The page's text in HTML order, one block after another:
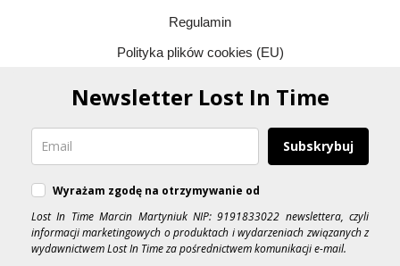
Regulamin
Polityka plików cookies (EU)
Newsletter Lost In Time
Subskrybuj
Wyrażam zgodę na otrzymywanie od
Lost In Time Marcin Martyniuk NIP: 9191833022 newslettera, czyli
informacji marketingowych o produktach i wydarzeniach związanych z
wydawnictwem Lost In Time za pośrednictwem komunikacji e-mail.